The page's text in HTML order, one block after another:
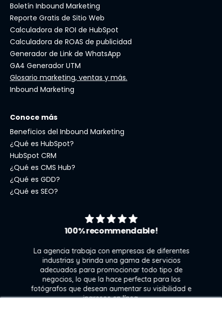
Boletín Inbound Marketing
Reporte Gratis de Sitio Web
Calculadora de ROI de HubSpot
Calculadora de ROAS de publicidad
Generador de Link de WhatsApp
GA4 Generador UTM
Glosario marketing, ventas y más.
Inbound Marketing
Conoce más
Beneficios del Inbound Marketing
¿Qué es HubSpot?
HubSpot CRM
¿Qué es CMS Hub?
¿Qué es GDD?
¿Qué es SEO?
100% recommendable!
La agencia trabaja con empresas de diferentes
industrias y brinda una gama de servicios
adecuados para promocionar todo tipo de
negocios, lo que la hace perfecta para los
fotógrafos que desean aumentar su visibilidad e
ingresos en línea.